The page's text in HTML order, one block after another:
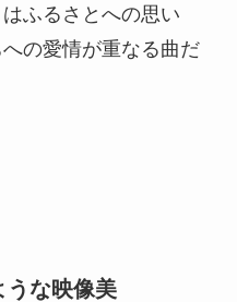
ふるさとへの思い
の愛情が重なる曲だ
うな映像美